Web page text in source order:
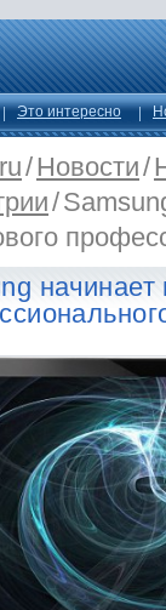
Это интересно
/Новости/
/